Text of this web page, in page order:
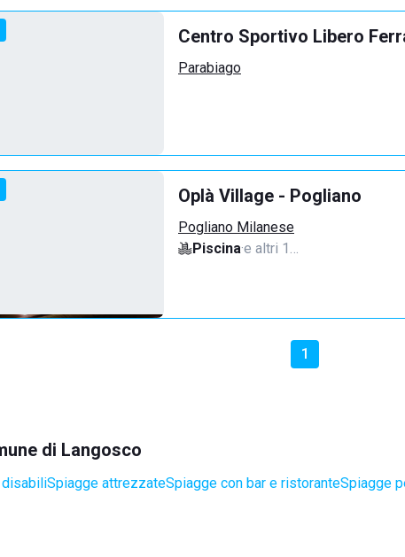
Centro Sportivo Libero
Parabiago
Oplà Village - Pogliano
Pogliano Milanese
Piscina·e altri 1…
1
di Langosco
Spiagge attrezzateSpiagge con bar e ristoranteSpiagge